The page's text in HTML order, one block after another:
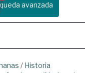
avanzada
/ Historia